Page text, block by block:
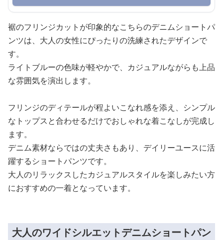
裾のフリンジカットが印象的なこちらのデニムショートパ
ンツは、大人の女性にぴったりの洗練されたデザインで
す。
ライトブルーの色味が軽やかで、カジュアルながらも上品
な雰囲気を演出します。
フリンジのディテールが程よいこなれ感を添え、シンプル
なトップスと合わせるだけでおしゃれな着こなしが完成し
ます。
デニム素材ならではの丈夫さもあり、デイリーユースに活
躍するショートパンツです。
大人のリラックスしたカジュアルスタイルを楽しみたい方
におすすめの一着となっています。
大人のワイドシルエットデニムショートパン